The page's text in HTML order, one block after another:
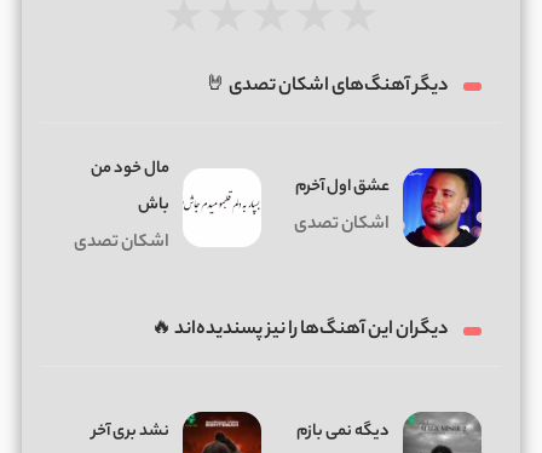
دیگر آهنگ‌های اشکان تصدی 🤘
عشق اول آخرم
اشکان تصدی
مال خود من
باش
اشکان تصدی
دیگران این آهنگ‌ها را نیز پسندیده‌اند 🔥
دیگه نمی بازم نشد بری آخر